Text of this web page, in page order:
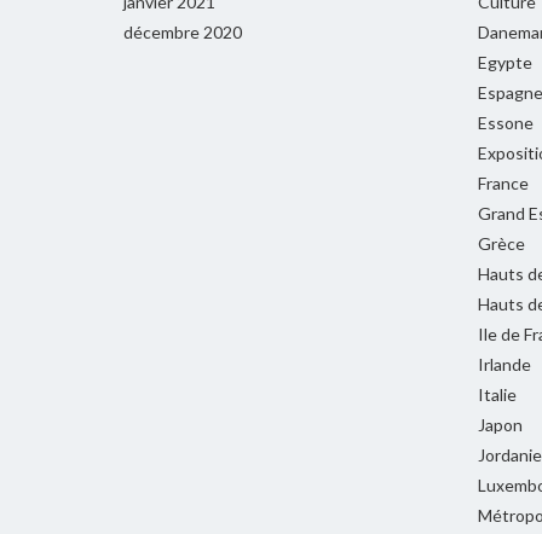
décembre 2020
Egypte
Espagne
Essone
France
Grand
Grèce
Hauts
Hauts
Ile de
Irlande
Italie
Japon
Jordanie